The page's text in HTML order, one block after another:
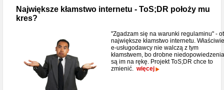
Największe kłamstwo internetu - ToS;DR położy mu
kres?
"Zgadzam się na warunki regulaminu" -
największe kłamstwo internetu. Właściwie
e-usługodawcy nie walczą z tym
kłamstwem, bo drobne niedopowiedzenia
są im na rękę. Projekt ToS;DR chce to
zmienić. więcej